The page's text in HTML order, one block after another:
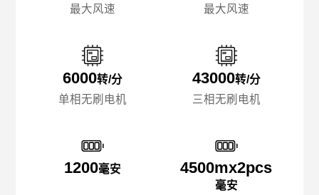
最大风速
6000转/分
单相无刷电机
1200毫安
最大风速
43000转/分
三相无刷电机
4500mx️2pcs
毫安